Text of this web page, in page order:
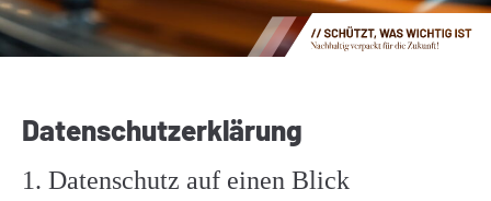
Lorem ipsum dolor sit amet:
We offer support for our customers
Datenschutz­erklärung
1. Datenschutz auf einen Blick